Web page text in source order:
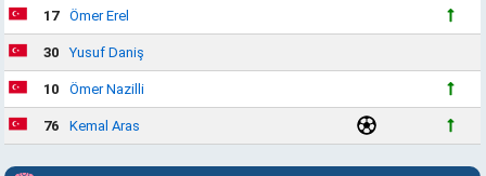
17 Ömer Erel
30 Yusuf Daniş
10 Ömer Nazilli
76 Kemal Aras